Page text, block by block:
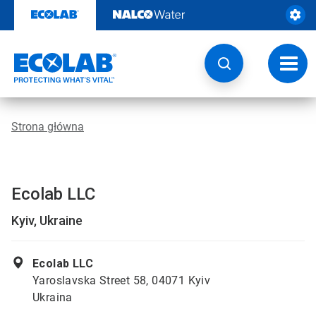
zawartości
Strona główna
Ecolab LLC
Kyiv, Ukraine
Ecolab LLC
Yaroslavska Street 58, 04071 Kyiv
Ukraina